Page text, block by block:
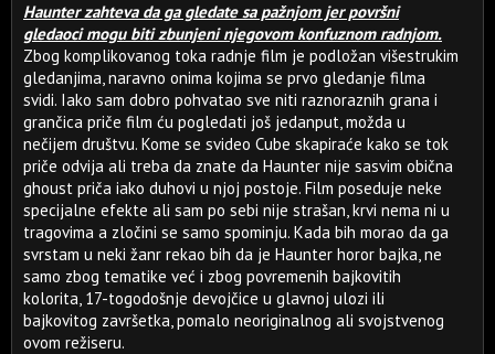
Haunter zahteva da ga gledate sa pažnjom jer površni
gledaoci mogu biti zbunjeni njegovom konfuznom radnjom.
Zbog komplikovanog toka radnje film je podložan višestrukim
gledanjima, naravno onima kojima se prvo gledanje filma
svidi. Iako sam dobro pohvatao sve niti raznoraznih grana i
grančica priče film ću pogledati još jedanput, možda u
nečijem društvu. Kome se svideo Cube skapiraće kako se tok
priče odvija ali treba da znate da Haunter nije sasvim obična
ghoust priča iako duhovi u njoj postoje. Film poseduje neke
specijalne efekte ali sam po sebi nije strašan, krvi nema ni u
tragovima a zločini se samo spominju. Kada bih morao da ga
svrstam u neki žanr rekao bih da je Haunter horor bajka, ne
samo zbog tematike već i zbog povremenih bajkovitih
kolorita, 17-togodošnje devojčice u glavnoj ulozi ili
bajkovitog završetka, pomalo neoriginalnog ali svojstvenog
ovom režiseru.